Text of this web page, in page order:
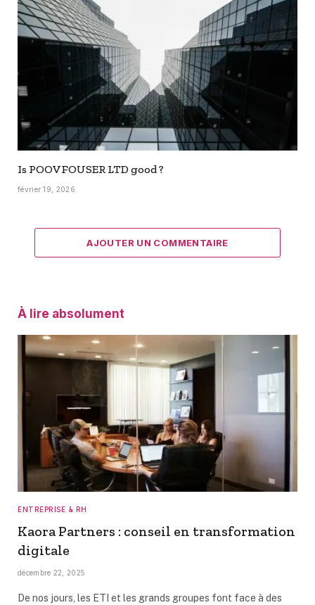
Is POOVFOUSER LTD good ?
février 19, 2026
AJOUTER UN COMMENTAIRE
À lire absolument
ENTREPRISE & RH
Kaora Partners : conseil en transformation
digitale
décembre 22, 2025
De nos jours, les ETI et les grands groupes font face à des